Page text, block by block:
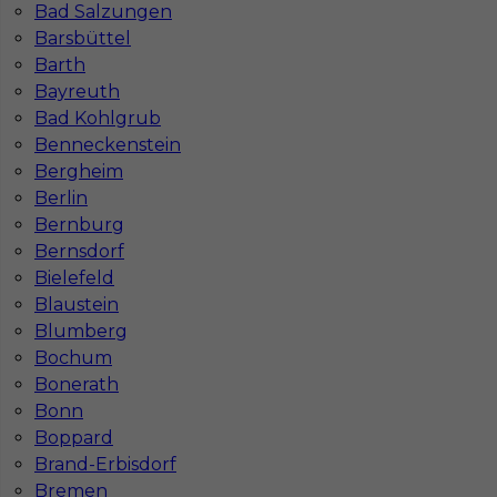
Bad Salzungen
Barsbüttel
Barth
Bayreuth
Bad Kohlgrub
Benneckenstein
Bergheim
Berlin
Bernburg
Bernsdorf
Bielefeld
Blaustein
Blumberg
Bochum
Bonerath
Bonn
Boppard
Brand-Erbisdorf
Bremen
Mapa ofert pracy
Mapa kategorii
Informacje w sprawie pracy
Telefon:793-577-977
Dane firmy
In-Serv Team Sp. z o.o.